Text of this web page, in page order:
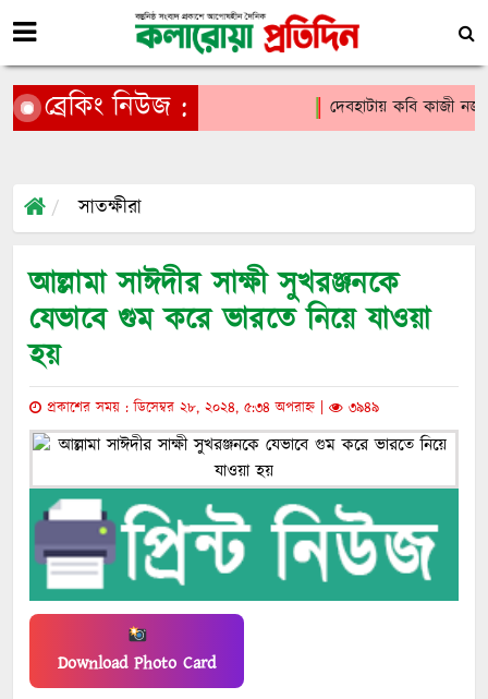
ব্রেকিং নিউজ : দেবহাটায় কবি কাজী
সাতক্ষীরা
আল্লামা সাঈদীর সাক্ষী সুখরঞ্জনকে
যেভাবে গুম করে ভারতে নিয়ে যাওয়া
হয়
প্রকাশের সময় : ডিসেম্বর ২৮, ২০২৪, ৫:৩৪ অপরাহ্ন | ৩৯৪৯
Download Photo Card